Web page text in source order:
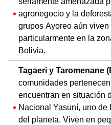
agronegocio y la
grupos Ayoreo aún
particularmente en la
Bolivia.
Tagaeri y Taromenane
comunidades
encuentran en situación
Nacional Yasuní, uno de
del planeta. Viven en